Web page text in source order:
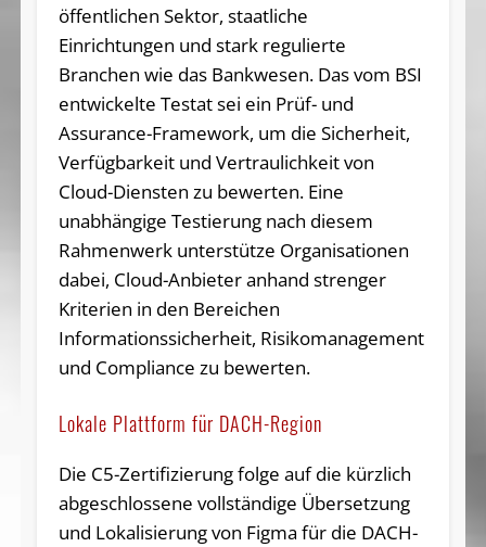
öffentlichen Sektor, staatliche
Einrichtungen und stark regulierte
Branchen wie das Bankwesen. Das vom BSI
entwickelte Testat sei ein Prüf- und
Assurance-Framework, um die Sicherheit,
Verfügbarkeit und Vertraulichkeit von
Cloud-Diensten zu bewerten. Eine
unabhängige Testierung nach diesem
Rahmenwerk unterstütze Organisationen
dabei, Cloud-Anbieter anhand strenger
Kriterien in den Bereichen
Informationssicherheit, Risikomanagement
und Compliance zu bewerten.
Lokale Plattform für DACH-Region
Die C5-Zertifizierung folge auf die kürzlich
abgeschlossene vollständige Übersetzung
und Lokalisierung von Figma für die DACH-